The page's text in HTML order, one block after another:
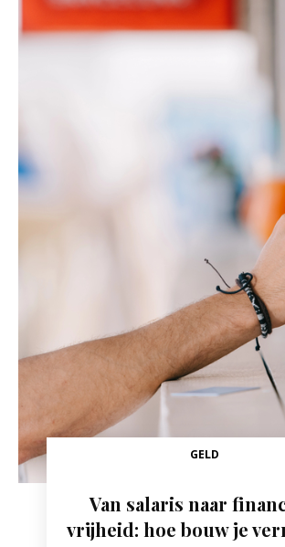
GELD
Van salaris naar
vrijheid: hoe bouw je